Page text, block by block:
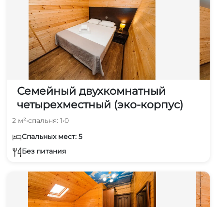
Семейный двухкомнатный
четырехместный (эко-корпус)
2 м²•спальня: 1•0
Спальных мест: 5
Без питания